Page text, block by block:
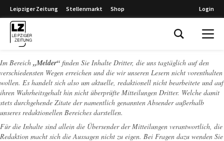
Leipziger Zeitung Stellenmarkt Shop Login
Im Bereich „Melder“ finden Sie Inhalte Dritter, die uns tagtäglich auf den
verschiedensten Wegen erreichen und die wir unseren Lesern nicht vorenthalten
wollen. Es handelt sich also um aktuelle, redaktionell nicht bearbeitete und auf
ihren Wahrheitsgehalt hin nicht überprüfte Mitteilungen Dritter. Welche damit
stets durchgehende Zitate der namentlich genannten Absender außerhalb
unseres redaktionellen Bereiches darstellen.
Für die Inhalte sind allein die Übersender der Mitteilungen verantwortlich, die
Redaktion macht sich die Aussagen nicht zu eigen. Bei Fragen dazu wenden Sie